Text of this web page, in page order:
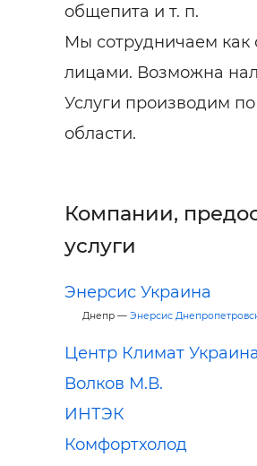
общепита и т. п.
Мы сотрудничаем как
лицами. Возможна
Услуги производим
области.
Компании,
услуги
Энерсис Украина
Днепр — Энерсис
Центр Климат Украина
Волков М.В.
ИНТЭК
Комфортхолод